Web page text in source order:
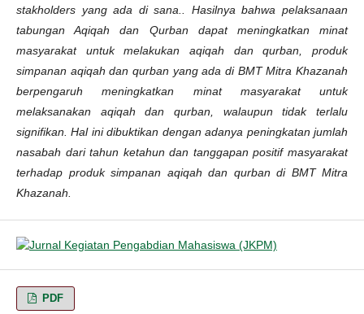
stakholders yang ada di sana.. Hasilnya bahwa pelaksanaan
tabungan Aqiqah dan Qurban dapat meningkatkan minat
masyarakat untuk melakukan aqiqah dan qurban, produk
simpanan aqiqah dan qurban yang ada di BMT Mitra Khazanah
berpengaruh meningkatkan minat masyarakat untuk
melaksanakan aqiqah dan qurban, walaupun tidak terlalu
signifikan. Hal ini dibuktikan dengan adanya peningkatan jumlah
nasabah dari tahun ketahun dan tanggapan positif masyarakat
terhadap produk simpanan aqiqah dan qurban di BMT Mitra
Khazanah.
PDF